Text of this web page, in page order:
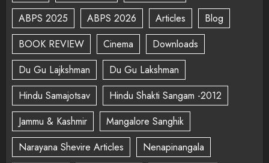
ABPS 2025
ABPS 2026 Articles
Blog
BOOK REVIEW
Cinema
Downloads
Du Gu Lajkshman
Du Gu Lakshman
Hindu Samajotsav
Hindu Shakti Sangam -2012
Jammu & Kashmir
Mangalore Sanghik
Narayana Shevire Articles
Nenapinangala